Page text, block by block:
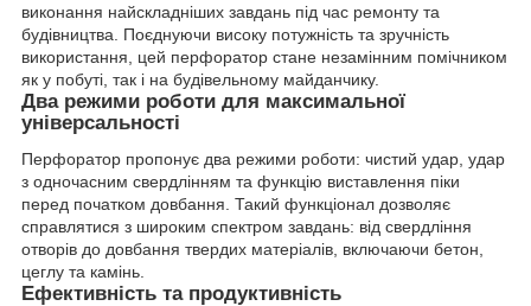
виконання найскладніших завдань під час ремонту та
будівництва. Поєднуючи високу потужність та зручність
використання, цей перфоратор стане незамінним помічником
як у побуті, так і на будівельному майданчику.
Два режими роботи для максимальної
універсальності
Перфоратор пропонує два режими роботи: чистий удар, удар
з одночасним свердлінням та функцію виставлення піки
перед початком довбання. Такий функціонал дозволяє
справлятися з широким спектром завдань: від свердління
отворів до довбання твердих матеріалів, включаючи бетон,
цеглу та камінь.
Ефективність та продуктивність